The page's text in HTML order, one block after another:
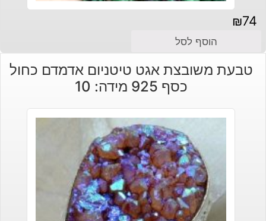
₪74
הוסף לסל
טבעת משובצת אגט טיטניום אדמדם כחול
כסף 925 מידה: 10